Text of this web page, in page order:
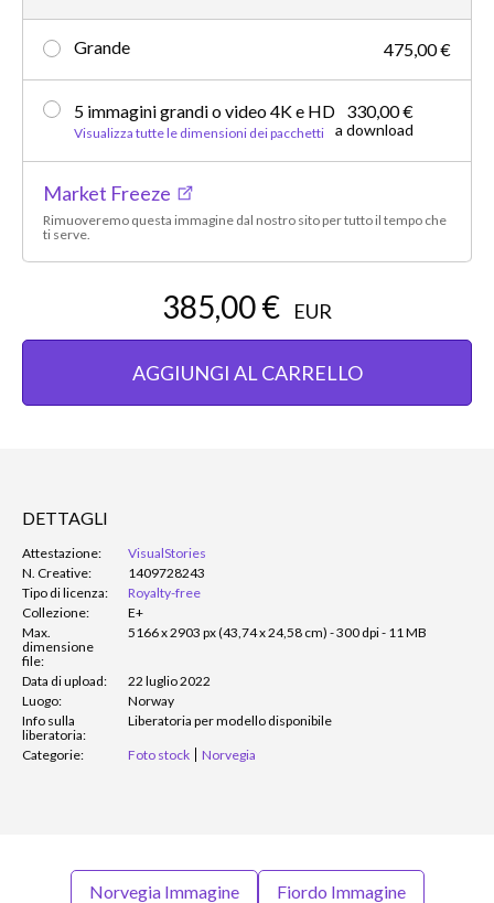
Grande 475,00 €
5 immagini grandi o video 4K e HD
Visualizza tutte le dimensioni dei pacchetti
330,00 €
a download
Market Freeze
Rimuoveremo questa immagine dal nostro sito per tutto il tempo che
ti serve.
385,00 € EUR
AGGIUNGI AL CARRELLO
DETTAGLI
Attestazione:
VisualStories
N. Creative:
1409728243
Tipo di licenza:
Royalty-free
Collezione:
E+
Max.
dimensione
file:
5166 x 2903 px (43,74 x 24,58 cm) - 300 dpi - 11 MB
Data di upload:
22 luglio 2022
Luogo:
Norway
Info sulla
liberatoria:
Liberatoria per modello disponibile
Categorie: Foto stock Norvegia
Norvegia Immagine Fiordo Immagine